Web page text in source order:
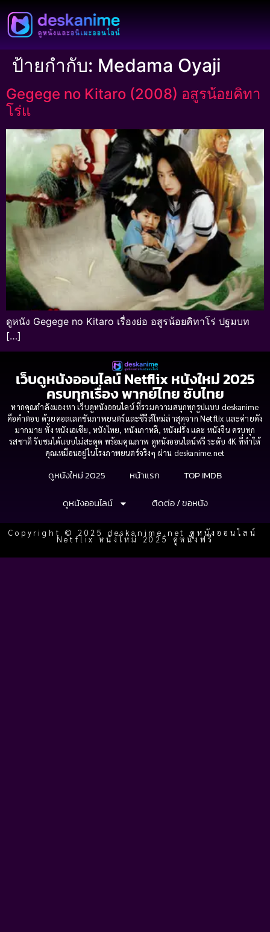
ป้ายกำกับ: Medama Oyaji
Gegege no Kitaro (2008) อสูรน้อยคิทา
โร่แ
ดูหนัง Gegege no Kitaro เรื่องย่อ อสูรน้อยคิทาโร่ ปฐมบท
[…]
เว็บดูหนังออนไลน์ Netflix หนังใหม่ 2025
ครบทุกเรื่อง พากย์ไทย ซับไทย
หากคุณกำลังมองหา เว็บดูหนังออนไลน์ ที่รวมความสนุกทุกรูปแบบ deskanime
คือคำตอบ ด้วยคอลเลกชันภาพยนตร์และซีรีส์ใหม่ล่าสุดจาก Netflix และค่ายดัง
มากมาย ทั้ง หนังเอเชีย, หนังไทย, หนังเกาหลี, หนังฝรั่ง และ หนังจีน ครบทุก
รสชาติ รับชมได้แบบไม่สะดุด พร้อมคุณภาพ ดูหนังออนไลน์ฟรี ระดับ 4K ที่ทำให้
คุณเหมือนอยู่ในโรงภาพยนตร์จริงๆ ผ่าน deskanime.net
ดูหนังใหม่ 2025 หน้าแรก
TOP IMDB
ดูหนังออนไลน์
ติดต่อ / ขอหนัง
Copyright © 2025 deskanime.net ดูหนังออนไลน์
Netflix หนังใหม่ 2025 ดูหนังฟรี